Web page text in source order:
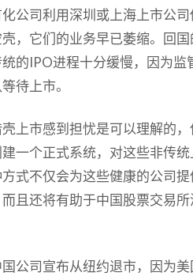
公司利用深圳或上海上市公
，它们的业务早已萎缩。回
的IPO进程十分缓慢，因为监
待上市。
上市感到担忧是可以理解的，
一个正式系统，对这些非传
式不仅会为这些健康的公司
且还将有助于中国股票交易
公司宣布从纽约退市，因为